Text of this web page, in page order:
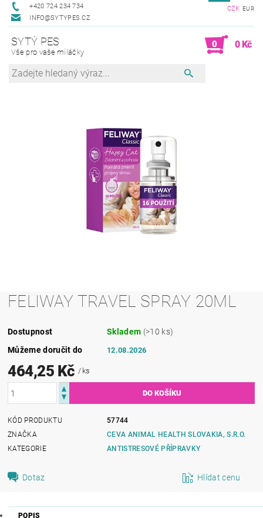
+420 724 234 734
INFO@SYTYPES.CZ
CZK EUR
SYTÝ PES
Vše pro vaše miláčky
0 0 Kč
FELIWAY TRAVEL SPRAY 20ML
Dostupnost Skladem (>10 ks)
Můžeme doručit do
12.08.2026
464,25 Kč/ ks
KÓD PRODUKTU
57744
ZNAČKA
CEVA ANIMAL HEALTH SLOVAKIA, S.R.O.
KATEGORIE
ANTISTRESOVÉ PŘÍPRAVKY
Dotaz Hlídat cenu
POPIS